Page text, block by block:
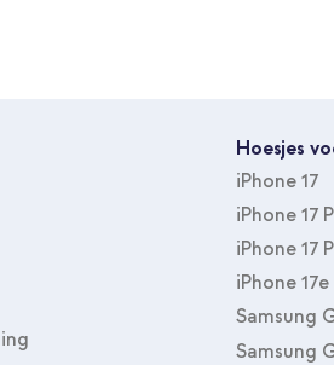
Hoesjes
iPhone 17
iPhone 17
iPhone 17
iPhone 17e
Samsung
Samsung